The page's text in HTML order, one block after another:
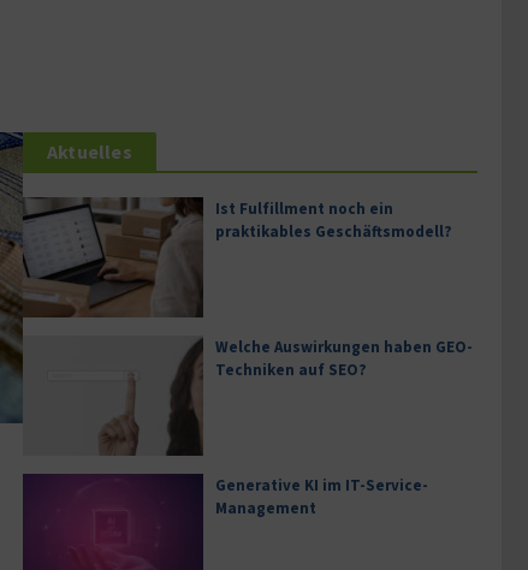
Aktuelles
Ist Fulfillment noch ein
praktikables Geschäftsmodell?
Welche Auswirkungen haben GEO-
Techniken auf SEO?
Generative KI im IT-Service-
Management